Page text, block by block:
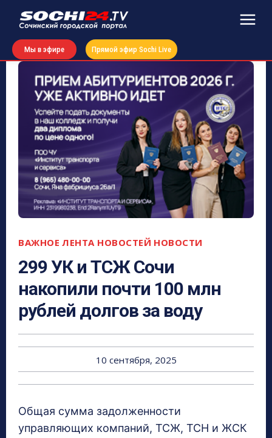
Мы в эфире Прямой эфир Sochi Live
ВАЖНОЕ ЛЕНТА НОВОСТЕЙ НОВОСТИ
299 УК и ТСЖ Сочи
накопили почти 100 млн
рублей долгов за воду
10 сентября, 2025
Общая сумма задолженности
управляющих компаний, ТСЖ, ТСН и ЖСК